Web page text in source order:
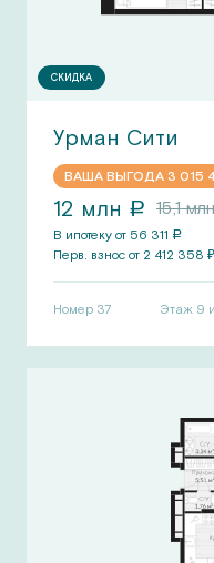
СКИДКА
Урман Сити
ВАША ВЫГОДА 3 015
12 млн a 15,1
В ипотеку от 56 311 a
Перв. взнос от 2 412 358 ₽
Номер 37 Этаж 9